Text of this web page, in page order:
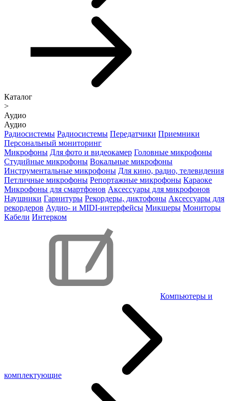
Каталог
>
Аудио
Аудио
Радиосистемы Радиосистемы Передатчики Приемники
Персональный мониторинг
Микрофоны Для фото и видеокамер Головные микрофоны
Студийные микрофоны Вокальные микрофоны
Инструментальные микрофоны Для кино, радио, телевидения
Петличные микрофоны Репортажные микрофоны Караоке
Микрофоны для смартфонов Аксессуары для микрофонов
Наушники Гарнитуры Рекордеры, диктофоны Аксессуары для
рекордеров Аудио- и MIDI-интерфейсы Микшеры Мониторы
Кабели Интерком
Компьютеры и
комплектующие